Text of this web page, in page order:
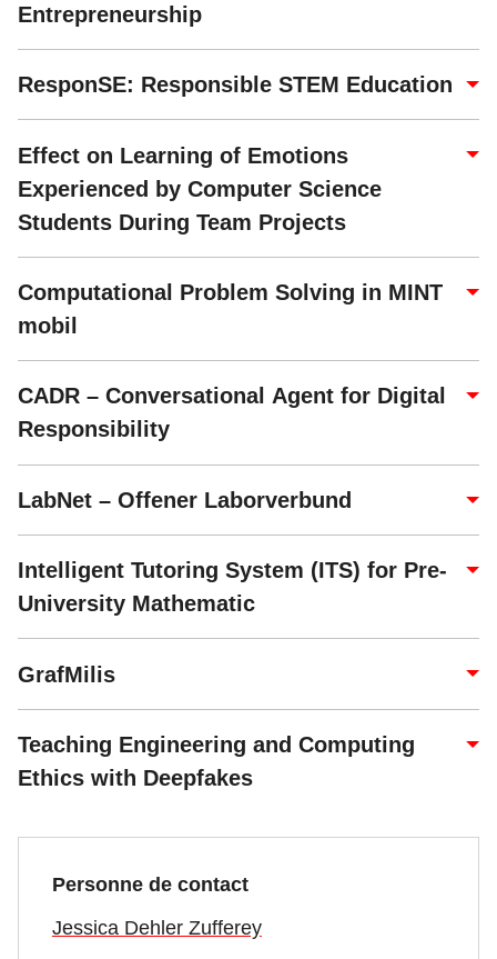
Entrepreneurship
ResponSE: Responsible STEM Education
Effect on Learning of Emotions
Experienced by Computer Science
Students During Team Projects
Computational Problem Solving in MINT
mobil
CADR – Conversational Agent for Digital
Responsibility
LabNet – Offener Laborverbund
Intelligent Tutoring System (ITS) for Pre-
University Mathematic
GrafMilis
Teaching Engineering and Computing
Ethics with Deepfakes
Personne de contact
Jessica Dehler Zufferey